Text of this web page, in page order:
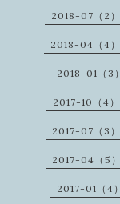
2018-07（2）
2018-04（4）
2018-01（3）
2017-10（4）
2017-07（3）
2017-04（5）
2017-01（4）